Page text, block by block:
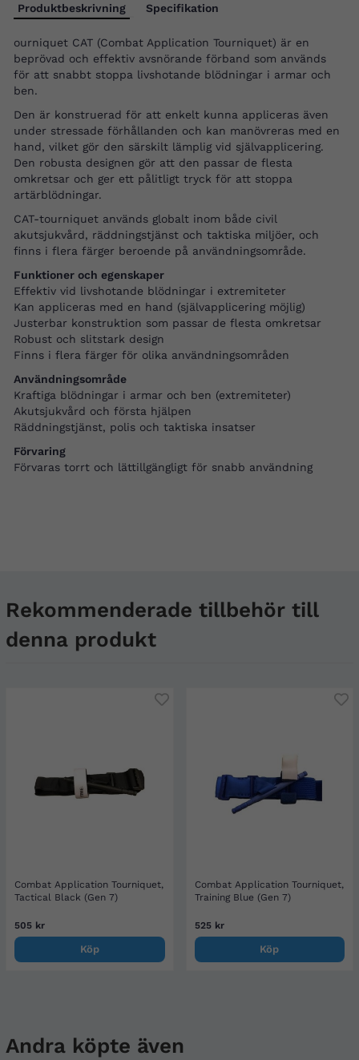
Produktbeskrivning Specifikation
ourniquet CAT (Combat Application Tourniquet) är en
beprövad och effektiv avsnörande förband som används
för att snabbt stoppa livshotande blödningar i armar och
ben.
Den är konstruerad för att enkelt kunna appliceras även
under stressade förhållanden och kan manövreras med en
hand, vilket gör den särskilt lämplig vid självapplicering.
Den robusta designen gör att den passar de flesta
omkretsar och ger ett pålitligt tryck för att stoppa
artärblödningar.
CAT-tourniquet används globalt inom både civil
akutsjukvård, räddningstjänst och taktiska miljöer, och
finns i flera färger beroende på användningsområde.
Funktioner och egenskaper
Effektiv vid livshotande blödningar i extremiteter
Kan appliceras med en hand (självapplicering möjlig)
Justerbar konstruktion som passar de flesta omkretsar
Robust och slitstark design
Finns i flera färger för olika användningsområden
Användningsområde
Kraftiga blödningar i armar och ben (extremiteter)
Akutsjukvård och första hjälpen
Räddningstjänst, polis och taktiska insatser
Förvaring
Förvaras torrt och lättillgängligt för snabb användning
Rekommenderade tillbehör till
denna produkt
Combat Application Tourniquet,
Tactical Black (Gen 7)
505 kr
Köp
Combat Application Tourniquet,
Training Blue (Gen 7)
525 kr
Köp
Andra köpte även